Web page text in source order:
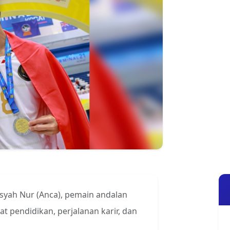
Nur (Anca), pemain andalan
pendidikan, perjalanan karir, dan